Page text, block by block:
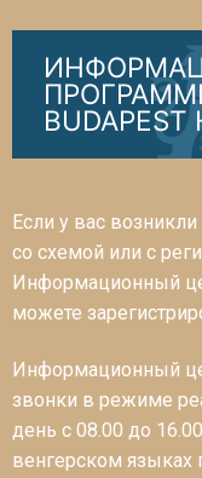
BUDAPEST
Если у вас
со схемой или с
Информационный
можете
Информационный
звонки в режиме
день с 08.00 до
венгерском языках